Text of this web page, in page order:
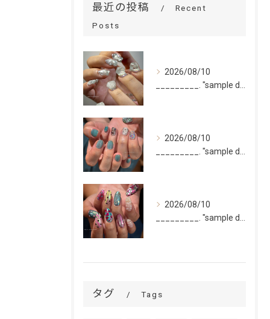
最近の投稿
Recent
Posts
2026/08/10
2026/08/10
2026/08/10
タグ Tags